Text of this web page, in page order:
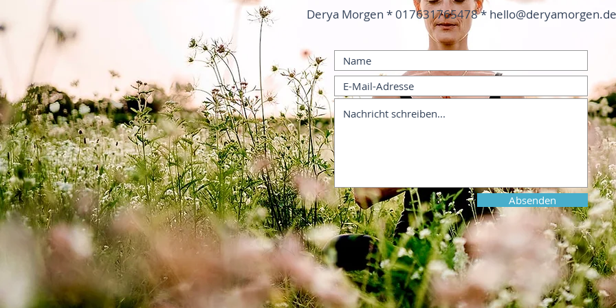
Derya Morgen * 017631765478 * hello@deryamorgen.de
Absenden